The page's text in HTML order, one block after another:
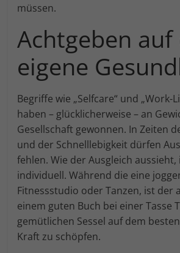
müssen.
Achtgeben auf
eigene
Begriffe wie „Selfcare“ und „Work-
haben – glücklicherweise – an
Gesellschaft gewonnen. In Zeiten
und der Schnelllebigkeit dürfen
fehlen. Wie der Ausgleich aussieht,
individuell. Während die eine
Fitnessstudio oder Tanzen, ist der
einem guten Buch bei einer Tasse
gemütlichen Sessel auf dem
Kraft zu schöpfen.